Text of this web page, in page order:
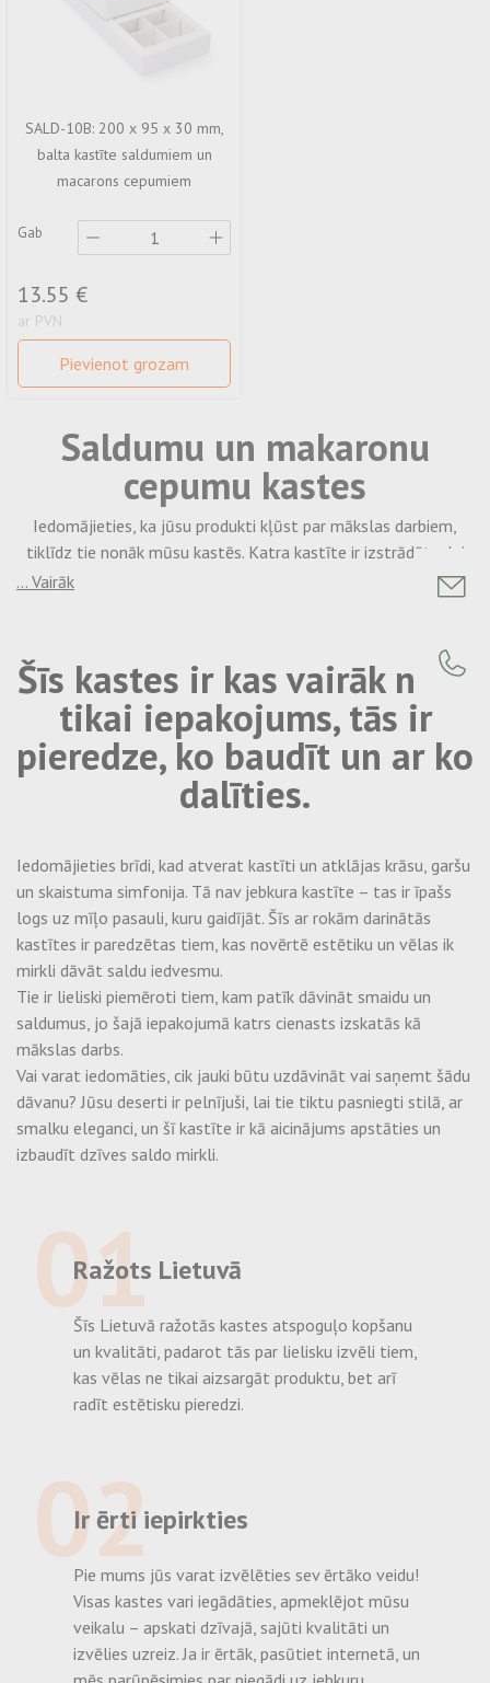
SALD-10B: 200 x 95 x 30 mm,
balta kastīte saldumiem un
macarons cepumiem
Gab
13.55 €
ar PVN
Pievienot grozam
Saldumu un makaronu
cepumu kastes
Iedomājieties, ka jūsu produkti kļūst par mākslas darbiem,
tiklīdz tie nonāk mūsu kastēs. Katra kastīte ir izstrādāta, lai
ne tikai aizsargātu makaronus, konfektes vai citus mazus
efektu, ko meklē
produkta
, kas piešķir eleganci un izceļ tā vērtību.
Ļaujiet saviem produktiem runāt paši par sevi ar šo stilīgo,
rūpīgi izstrādāto iepakojumu, kas neatstās jūs vienaldzīgu.
... Vairāk
Šīs kastes ir kas vairāk nekā
tikai iepakojums, tās ir
pieredze, ko baudīt un ar ko
dalīties.
Iedomājieties brīdi, kad atverat kastīti un atklājas krāsu, garšu
un skaistuma simfonija. Tā nav jebkura kastīte – tas ir īpašs
logs uz mīļo pasauli, kuru gaidījāt. Šīs ar rokām darinātās
kastītes ir paredzētas tiem, kas novērtē estētiku un vēlas ik
mirkli dāvāt saldu iedvesmu.
Tie ir lieliski piemēroti tiem, kam patīk dāvināt smaidu un
saldumus, jo šajā iepakojumā katrs cienasts izskatās kā
mākslas darbs.
Vai varat iedomāties, cik jauki būtu uzdāvināt vai saņemt šādu
dāvanu? Jūsu deserti ir pelnījuši, lai tie tiktu pasniegti stilā, ar
smalku eleganci, un šī kastīte ir kā aicinājums apstāties un
izbaudīt dzīves saldo mirkli.
01
Ražots Lietuvā
Šīs Lietuvā ražotās kastes atspoguļo kopšanu
un kvalitāti, padarot tās par lielisku izvēli tiem,
kas vēlas ne tikai aizsargāt produktu, bet arī
radīt estētisku pieredzi.
02
Ir ērti iepirkties
Pie mums jūs varat izvēlēties sev ērtāko veidu!
Visas kastes vari iegādāties, apmeklējot mūsu
veikalu – apskati dzīvajā, sajūti kvalitāti un
izvēlies uzreiz. Ja ir ērtāk, pasūtiet internetā, un